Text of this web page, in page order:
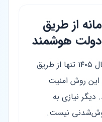
از طریق
هوشمند
ورود به سامانه پرسنلی در سال ۱۴۰۵ تنها از طریق
این روش امنیت
نیازی به
نیست.